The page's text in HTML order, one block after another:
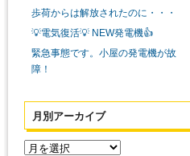
歩荷からは解放されたのに・・・
💡電気復活💡 NEW発電機👍
緊急事態です。小屋の発電機が故
障！
月別アーカイブ
月